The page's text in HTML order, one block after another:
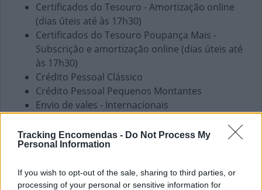
Tracking Encomendas - Do Not Process My
Personal Information
If you wish to opt-out of the sale, sharing to third parties, or
processing of your personal or sensitive information for
Certificados do Tesouro - Amortização online
(dias úteis até às 17h30)
Certificados do Tesouro Poupança Mais -
Subscrição e amortização online (dias úteis até
às 17h30)
Crédito Pessoal Clássico
Crédito Pessoal Pequenos Montantes
Envio de vales - Internacionais
Fundos de Investimento
PPR
Pagamento de Faturas